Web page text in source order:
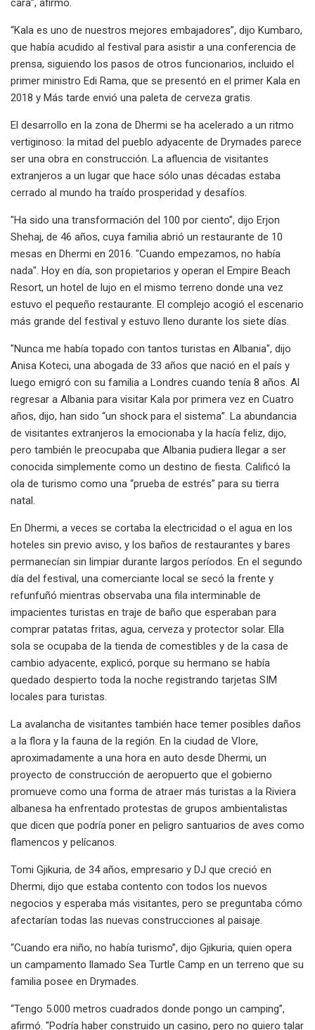
cara”, afirmó.
“Kala es uno de nuestros mejores embajadores”, dijo Kumbaro,
que había acudido al festival para asistir a una conferencia de
prensa, siguiendo los pasos de otros funcionarios, incluido el
primer ministro Edi Rama, que se presentó en el primer Kala en
2018 y Más tarde envió una paleta de cerveza gratis.
El desarrollo en la zona de Dhermi se ha acelerado a un ritmo
vertiginoso: la mitad del pueblo adyacente de Drymades parece
ser una obra en construcción. La afluencia de visitantes
extranjeros a un lugar que hace sólo unas décadas estaba
cerrado al mundo ha traído prosperidad y desafíos.
"Ha sido una transformación del 100 por ciento", dijo Erjon
Shehaj, de 46 años, cuya familia abrió un restaurante de 10
mesas en Dhermi en 2016. "Cuando empezamos, no había
nada". Hoy en día, son propietarios y operan el Empire Beach
Resort, un hotel de lujo en el mismo terreno donde una vez
estuvo el pequeño restaurante. El complejo acogió el escenario
más grande del festival y estuvo lleno durante los siete días.
"Nunca me había topado con tantos turistas en Albania", dijo
Anisa Koteci, una abogada de 33 años que nació en el país y
luego emigró con su familia a Londres cuando tenía 8 años. Al
regresar a Albania para visitar Kala por primera vez en Cuatro
años, dijo, han sido “un shock para el sistema”. La abundancia
de visitantes extranjeros la emocionaba y la hacía feliz, dijo,
pero también le preocupaba que Albania pudiera llegar a ser
conocida simplemente como un destino de fiesta. Calificó la
ola de turismo como una “prueba de estrés” para su tierra
natal.
En Dhermi, a veces se cortaba la electricidad o el agua en los
hoteles sin previo aviso, y los baños de restaurantes y bares
permanecían sin limpiar durante largos períodos. En el segundo
día del festival, una comerciante local se secó la frente y
refunfuñó mientras observaba una fila interminable de
impacientes turistas en traje de baño que esperaban para
comprar patatas fritas, agua, cerveza y protector solar. Ella
sola se ocupaba de la tienda de comestibles y de la casa de
cambio adyacente, explicó, porque su hermano se había
quedado despierto toda la noche registrando tarjetas SIM
locales para turistas.
La avalancha de visitantes también hace temer posibles daños
a la flora y la fauna de la región. En la ciudad de Vlore,
aproximadamente a una hora en auto desde Dhermi, un
proyecto de construcción de aeropuerto que el gobierno
promueve como una forma de atraer más turistas a la Riviera
albanesa ha enfrentado protestas de grupos ambientalistas
que dicen que podría poner en peligro santuarios de aves como
flamencos y pelícanos.
Tomi Gjikuria, de 34 años, empresario y DJ que creció en
Dhermi, dijo que estaba contento con todos los nuevos
negocios y esperaba más visitantes, pero se preguntaba cómo
afectarían todas las nuevas construcciones al paisaje.
“Cuando era niño, no había turismo”, dijo Gjikuria, quien opera
un campamento llamado Sea Turtle Camp en un terreno que su
familia posee en Drymades.
“Tengo 5.000 metros cuadrados donde pongo un camping”,
afirmó. "Podría haber construido un casino, pero no quiero talar